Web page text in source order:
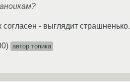
- выглядит страшненько.
) автор топика